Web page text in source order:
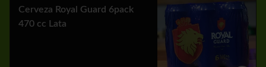
Cerveza Royal Guard 6pack
470 cc Lata